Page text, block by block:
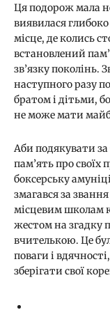
Ця подорож мала
виявилася
місце, де колись
встановлений
зв’язку поколінь.
наступного разу
братом і дітьми,
не може мати
Аби подякувати
пам’ять про своїх
боксерську
змагався за
місцевим школам
жестом на згадку
вчителькою. Це
поваги і
зберігати свої